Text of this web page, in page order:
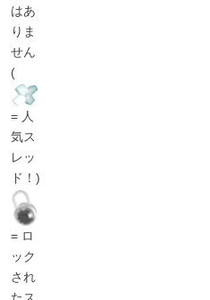
はあ
りま
せん
(
= 人
気ス
レッ
ド！)
= ロ
ック
され